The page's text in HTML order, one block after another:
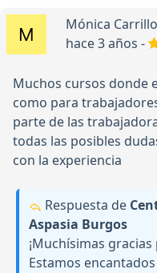
Mónica Carrillo
hace 3 años -
Muchos cursos donde
como para
parte de las
todas las posibles
con la experiencia
Respuesta de
Aspasia Burgos
¡Muchísimas
Estamos